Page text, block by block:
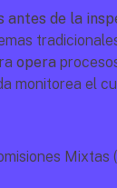
antes de la
opera
monitorea el
Mixtas